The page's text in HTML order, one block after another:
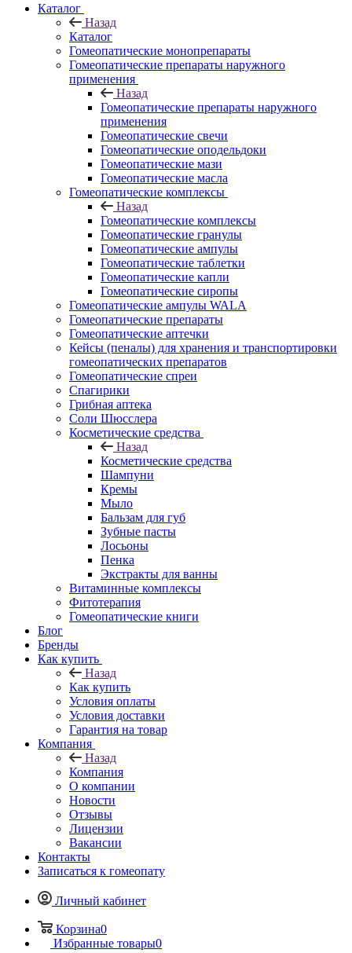
Каталог
Назад
Каталог
Гомеопатические монопрепараты
Гомеопатические препараты наружного
применения
Назад
Гомеопатические препараты наружного
применения
Гомеопатические свечи
Гомеопатические оподельдоки
Гомеопатические мази
Гомеопатические масла
Гомеопатические комплексы
Назад
Гомеопатические комплексы
Гомеопатические гранулы
Гомеопатические ампулы
Гомеопатические таблетки
Гомеопатические капли
Гомеопатические сиропы
Гомеопатические ампулы WALA
Гомеопатические препараты
Гомеопатические аптечки
Кейсы (пеналы) для хранения и транспортировки
гомеопатических препаратов
Гомеопатические спреи
Спагирики
Грибная аптека
Соли Шюсслера
Косметические средства
Назад
Косметические средства
Шампуни
Кремы
Мыло
Бальзам для губ
Зубные пасты
Лосьоны
Пенка
Экстракты для ванны
Витаминные комплексы
Фитотерапия
Гомеопатические книги
Блог
Бренды
Как купить
Назад
Как купить
Условия оплаты
Условия доставки
Гарантия на товар
Компания
Назад
Компания
О компании
Новости
Отзывы
Лицензии
Вакансии
Контакты
Записаться к гомеопату
Личный кабинет
Корзина0
Избранные товары0